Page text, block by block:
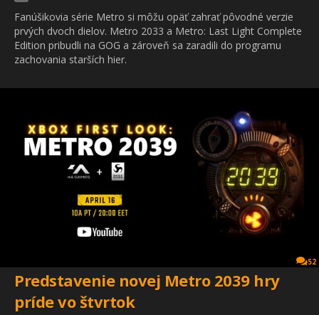
Fanúšikovia série Metro si môžu opäť zahrať pôvodné verzie
prvých dvoch dielov. Metro 2033 a Metro: Last Light Complete
Edition pribudli na GOG a zároveň sa zaradili do programu
zachovania starších hier.
52
Predstavenie novej Metro 2039 hry
príde vo štvrtok